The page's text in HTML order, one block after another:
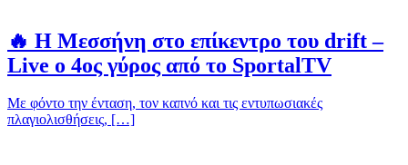
🔥 Η Μεσσήνη στο επίκεντρο του drift –
Live ο 4ος γύρος από το SportalTV
Με φόντο την ένταση, τον καπνό και τις εντυπωσιακές
πλαγιολισθήσεις, […]